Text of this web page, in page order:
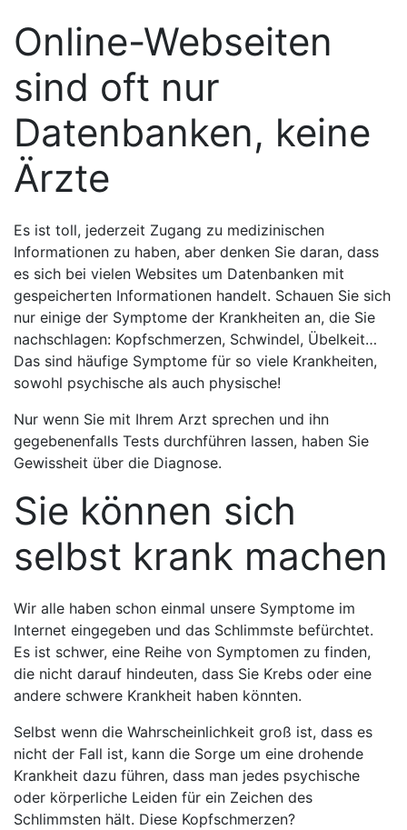
Online-Webseiten
sind oft nur
Datenbanken, keine
Ärzte
Es ist toll, jederzeit Zugang zu medizinischen
Informationen zu haben, aber denken Sie daran, dass
es sich bei vielen Websites um Datenbanken mit
gespeicherten Informationen handelt. Schauen Sie sich
nur einige der Symptome der Krankheiten an, die Sie
nachschlagen: Kopfschmerzen, Schwindel, Übelkeit…
Das sind häufige Symptome für so viele Krankheiten,
sowohl psychische als auch physische!
Nur wenn Sie mit Ihrem Arzt sprechen und ihn
gegebenenfalls Tests durchführen lassen, haben Sie
Gewissheit über die Diagnose.
Sie können sich
selbst krank machen
Wir alle haben schon einmal unsere Symptome im
Internet eingegeben und das Schlimmste befürchtet.
Es ist schwer, eine Reihe von Symptomen zu finden,
die nicht darauf hindeuten, dass Sie Krebs oder eine
andere schwere Krankheit haben könnten.
Selbst wenn die Wahrscheinlichkeit groß ist, dass es
nicht der Fall ist, kann die Sorge um eine drohende
Krankheit dazu führen, dass man jedes psychische
oder körperliche Leiden für ein Zeichen des
Schlimmsten hält. Diese Kopfschmerzen?